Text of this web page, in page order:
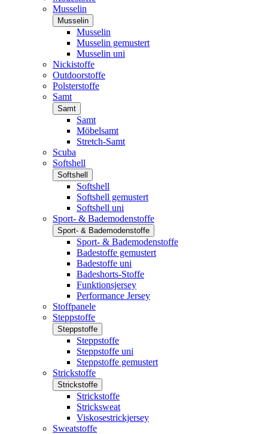
Musselin
Musselin
Musselin
Musselin gemustert
Musselin uni
Nickistoffe
Outdoorstoffe
Polsterstoffe
Samt
Samt
Samt
Möbelsamt
Stretch-Samt
Scuba
Softshell
Softshell
Softshell
Softshell gemustert
Softshell uni
Sport- & Bademodenstoffe
Sport- & Bademodenstoffe
Sport- & Bademodenstoffe
Badestoffe gemustert
Badestoffe uni
Badeshorts-Stoffe
Funktionsjersey
Performance Jersey
Stoffpanele
Steppstoffe
Steppstoffe
Steppstoffe
Steppstoffe uni
Steppstoffe gemustert
Strickstoffe
Strickstoffe
Strickstoffe
Stricksweat
Viskosestrickjersey
Sweatstoffe